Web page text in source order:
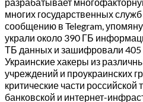
многих государственных
сообщению в Telegram,
украли около 390 ГБ
ТБ данных и зашифровали
Украинские хакеры из
учреждений и проукраинских
критические части
банковской и интернет-